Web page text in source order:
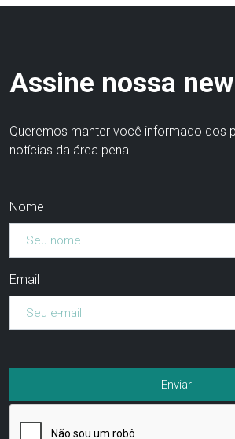
Assine nossa
Queremos manter você informado dos
notícias da área penal.
Nome
Email